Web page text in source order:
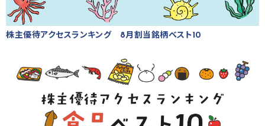
株主優待アクセスランキング 8月割当銘柄ベスト10